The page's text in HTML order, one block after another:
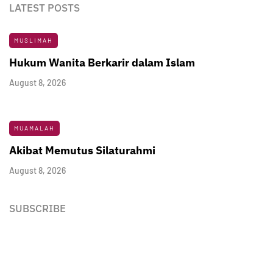
LATEST POSTS
MUSLIMAH
Hukum Wanita Berkarir dalam Islam
August 8, 2026
MUAMALAH
Akibat Memutus Silaturahmi
August 8, 2026
SUBSCRIBE